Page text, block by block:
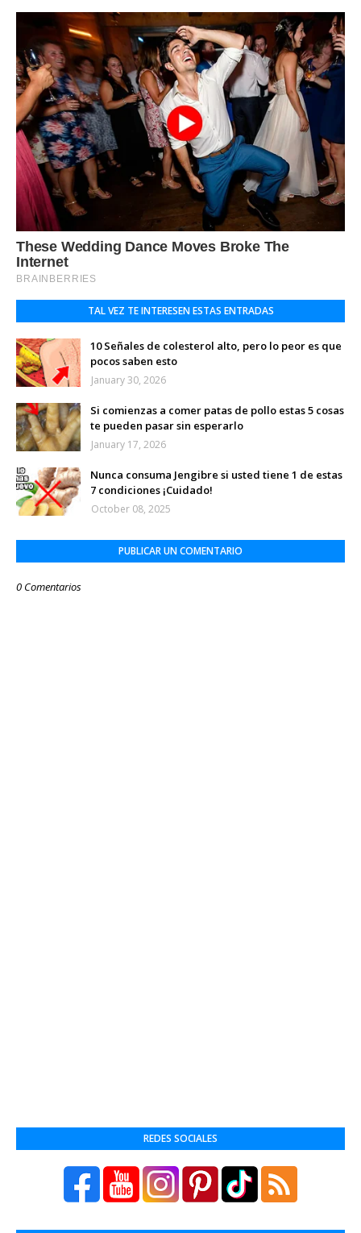
TAL VEZ TE INTERESEN ESTAS ENTRADAS
10 Señales de colesterol alto, pero lo peor es que
pocos saben esto
January 30, 2026
Si comienzas a comer patas de pollo estas 5 cosas
te pueden pasar sin esperarlo
January 17, 2026
Nunca consuma Jengibre si usted tiene 1 de estas
7 condiciones ¡Cuidado!
October 08, 2025
PUBLICAR UN COMENTARIO
0 Comentarios
REDES SOCIALES